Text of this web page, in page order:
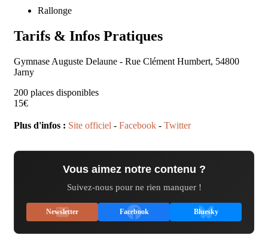
Rallonge
Tarifs & Infos Pratiques
Gymnase Auguste Delaune - Rue Clément Humbert, 54800
Jarny
200 places disponibles
15€
Plus d'infos : Site officiel - Facebook - Twitter
Vous aimez notre contenu ?
Suivez-nous pour ne rien manquer !
Newsletter Facebook Bluesky